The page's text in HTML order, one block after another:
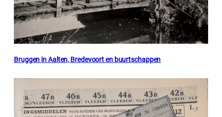
Bruggen in Aalten, Bredevoort en buurtschappen